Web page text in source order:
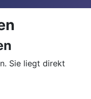
Sie liegt direkt